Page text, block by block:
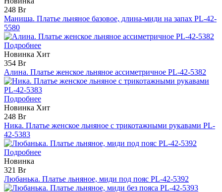
248 Br
Маниша. Платье льняное базовое, длина-миди на запах PL-42-
5580
Подробнее
Новинка Хит
354 Br
Алина. Платье женское льняное ассиметричное PL-42-5382
Подробнее
Новинка Хит
248 Br
Ника. Платье женское льняное с трикотажными рукавами PL-
42-5383
Подробнее
Новинка
321 Br
Любанька. Платье льняное, миди под пояс PL-42-5392